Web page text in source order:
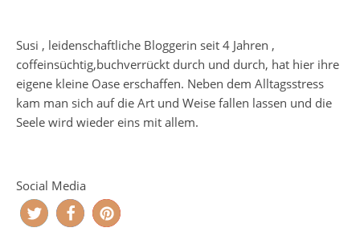
Susi , leidenschaftliche Bloggerin seit 4 Jahren ,
coffeinsüchtig,buchverrückt durch und durch, hat hier ihre
eigene kleine Oase erschaffen. Neben dem Alltagsstress
kam man sich auf die Art und Weise fallen lassen und die
Seele wird wieder eins mit allem.
Social Media